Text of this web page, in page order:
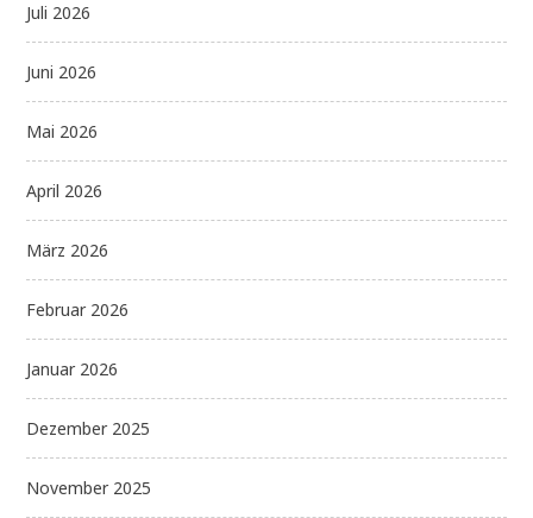
Juli 2026
Juni 2026
Mai 2026
April 2026
März 2026
Februar 2026
Januar 2026
Dezember 2025
November 2025